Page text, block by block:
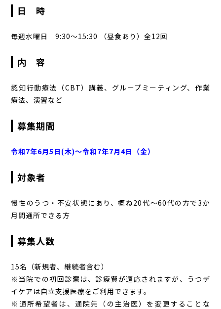
日 時
毎週水曜日 9:30～15:30 （昼食あり）全12回
内 容
認知行動療法（CBT）講義、グループミーティング、作業
療法、演習など
募集期間
令和7年6月5日(木)～令和7年7月4日（金）
対象者
慢性のうつ・不安状態にあり、概ね20代～60代の方で3か
月間通所できる方
募集人数
15名（新規者、継続者含む）
※当院での初回診察は、診療費が適応されますが、うつデ
イケアは自立支援医療をご利用できます。
※通所希望者は、通院先（の主治医）を変更することな